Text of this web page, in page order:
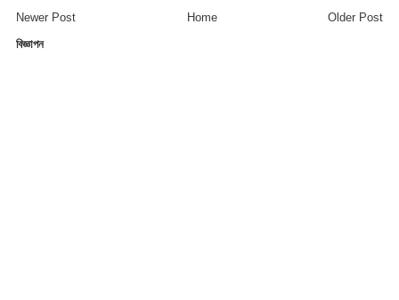
Newer Post Older Post
Home
বিজ্ঞাপন